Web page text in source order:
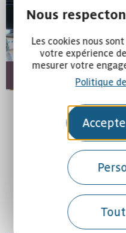
Nous
Les cookies nous
votre expérience
mesurer votre
Politique
Obligations
un nouvel outil
Le SMICA a reçu
Sous-préfète de
communauté de
du Tarn, le Maire du